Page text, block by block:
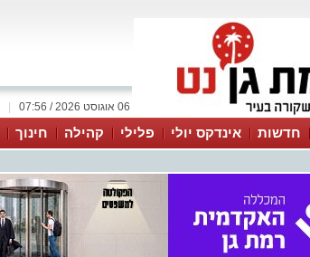
06 אוגוסט 2026 / 07:56
חדשות אינדקס יולי פלילי קהילה חינוך